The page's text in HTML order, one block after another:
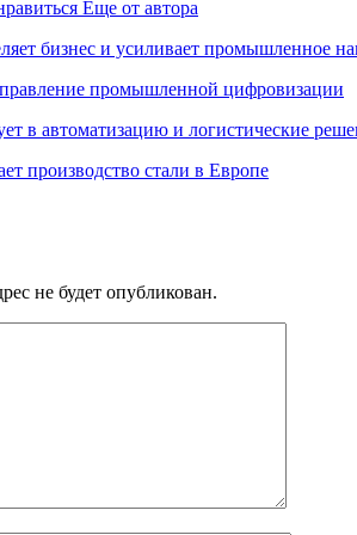
Еще от автора
бизнес и усиливает промышленное
промышленной цифровизации
в автоматизацию и логистические
производство стали в Европе
не будет опубликован.